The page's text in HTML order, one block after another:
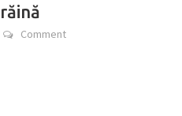
Comment